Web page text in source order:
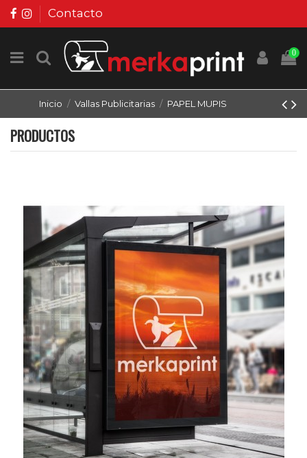
Contacto
0
Inicio Vallas Publicitarias PAPEL MUPIS
PRODUCTOS